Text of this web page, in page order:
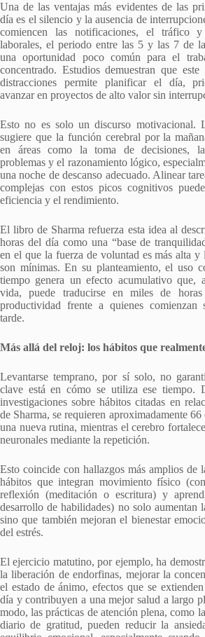
Una de las ventajas más evidentes de las
día es el silencio y la ausencia de
comiencen las notificaciones, el tráfico
laborales, el periodo entre las 5 y las 7 de
una oportunidad poco común para el
concentrado. Estudios demuestran que
distracciones permite planificar el día,
avanzar en proyectos de alto valor sin
Esto no es solo un discurso motivacional.
sugiere que la función cerebral por la
en áreas como la toma de decisiones,
problemas y el razonamiento lógico,
una noche de descanso adecuado. Alinear
complejas con estos picos cognitivos
eficiencia y el rendimiento.
El libro de Sharma refuerza esta idea al
horas del día como una “base de
en el que la fuerza de voluntad es más alta y
son mínimas. En su planteamiento, el uso
tiempo genera un efecto acumulativo que,
vida, puede traducirse en miles de horas
productividad frente a quienes comienzan
tarde.
Más allá del reloj: los hábitos que
Levantarse temprano, por sí solo, no
clave está en cómo se utiliza ese tiempo.
investigaciones sobre hábitos citadas en
de Sharma, se requieren aproximadamente
una nueva rutina, mientras el cerebro
neuronales mediante la repetición.
Esto coincide con hallazgos más amplios de
hábitos que integran movimiento físico
reflexión (meditación o escritura) y
desarrollo de habilidades) no solo aumentan
sino que también mejoran el bienestar
del estrés.
El ejercicio matutino, por ejemplo, ha
la liberación de endorfinas, mejorar la
el estado de ánimo, efectos que se
día y contribuyen a una mejor salud a largo
modo, las prácticas de atención plena, como
diario de gratitud, pueden reducir la